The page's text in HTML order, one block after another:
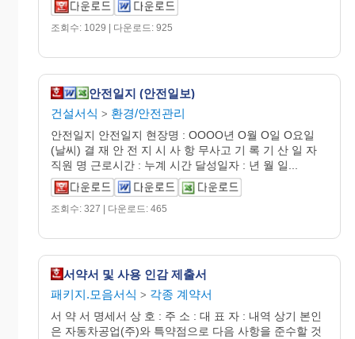
조회수: 1029 | 다운로드: 925
안전일지 (안전일보)
건설서식 > 환경/안전관리
안전일지 안전일지 현장명 : OOOO년 O월 O일 O요일
(날씨) 결 재 안 전 지 시 사 항 무사고 기 록 기 산 일 자
직원 명 근로시간 : 누계 시간 달성일자 : 년 월 일...
조회수: 327 | 다운로드: 465
서약서 및 사용 인감 제출서
패키지.모음서식 > 각종 계약서
서 약 서 명세서 상 호 : 주 소 : 대 표 자 : 내역 상기 본인
은 자동차공업(주)와 특약점으로 다음 사항을 준수할 것